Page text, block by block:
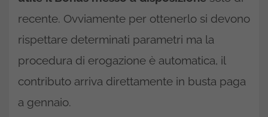
recente. Ovviamente per ottenerlo si devono
rispettare determinati parametri ma la
procedura di erogazione è automatica, il
contributo arriva direttamente in busta paga
a gennaio.